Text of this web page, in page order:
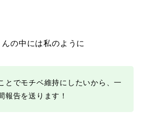
の中には私のように
とでモチベ維持にしたいから、一
報告を送ります！